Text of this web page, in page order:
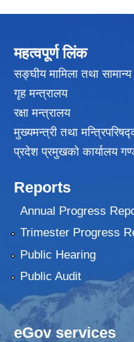
महत्वपूर्ण लिंक
सङ्घीय मामिला तथा
गृह मन्त्रालय
रक्षा मन्त्रालय
मुख्यमन्त्री तथा
प्रदेश प्रमुखकाे कार्यालय
Reports
Annual Progress
Trimester Progress
Public Hearing
Public Audit
eGov services